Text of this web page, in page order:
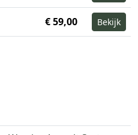
€ 59,00 Bekijk